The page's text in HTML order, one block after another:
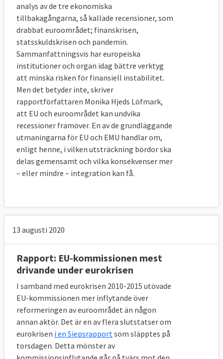
Överlag kan man säga att EU har tagit
större andel av de senare lånepaketen
medan IMF lånade ut mer pengar i början av
krisen. I Greklands tredje och sista lån har
IMF inte bidragit alls med pengar.
Lånen betalas inte ut på ett bräde utan
löpande i mindre summor och varje
utbetalning kommer med strikta krav på
ekonomiska reformer och åtstramningar.
Lånen är å andra sidan fördelaktiga då
räntan är låg och löptiden lång.
övervakning av länderna för att se till att de
skeroftast i samarbete mellan EU och IMF
Ungern
Ungern ansökte och fick löfte omlån på 20
miljarder euro från EU, IMF och
Världsbankeni oktober 2008 sedan landet
drabbats tidigt av krisen och haft
svårigheter att finansiera sig på den öppna
analys av de tre ekonomiska
tillbakagångarna, så kallade recensioner, som
drabbat euroområdet; finanskrisen,
statsskuldskrisen och pandemin.
Sammanfattningsvis har europeiska
institutioner och organ idag bättre verktyg
att minska risken för finansiell instabilitet.
Men det betyder inte, skriver
rapportförfattaren Monika Hjeds Löfmark,
att EU och euroområdet kan undvika
recessioner framöver. En av de grundläggande
utmaningarna för EU och EMU handlar om,
enligt henne, i vilken utsträckning bördor ska
delas gemensamt och vilka konsekvenser mer
– eller mindre – integration kan få.
13 augusti 2020
Rapport: EU-kommissionen mest
drivande under eurokrisen
I samband med eurokrisen 2010-2015 utövade
EU-kommissionen mer inflytande över
reformeringen av euroområdet än någon
annan aktör. Det är en av flera slutstatser om
eurokrisen i en Siepsrapport som släpptes på
torsdagen. Detta mönster av